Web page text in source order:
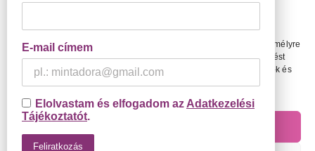
Cookie Beállítások
Weboldalunkon olyan megoldásokat használunk, amelyekkel személyre
szabottabb élményt tudunk nyújtani és amivel testreszabott hirdetést
tudunk megjeleníteni Neked. Ehhez kérlek engedélyezd a cookie-k és
1093, Budapest, Boráros tér 2.
Email:
info@adexilis.com
E-mail címem
Elolvastam és elfogadom az Adatkezelési
Tájékoztatót.